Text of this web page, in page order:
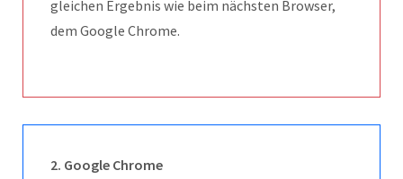
gleichen Ergebnis wie beim nächsten Browser,
dem Google Chrome.
2. Google Chrome